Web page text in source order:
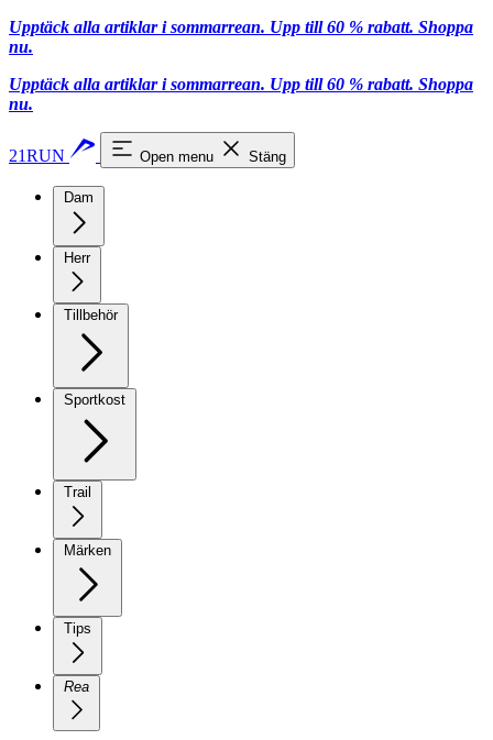
Upptäck alla artiklar i sommarrean. Upp till 60 % rabatt. Shoppa
nu.
Upptäck alla artiklar i sommarrean. Upp till 60 % rabatt. Shoppa
nu.
21RUN Open menu Stäng
Dam
Herr
Tillbehör
Sportkost
Trail
Märken
Tips
Rea